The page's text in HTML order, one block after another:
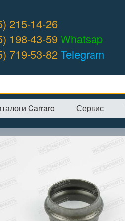
215-14-26
198-43-59Whatsap
719-53-82Telegram
Carraro Сервис
→Интернет-магазин →CARRARO